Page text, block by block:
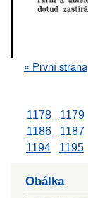
First
« První strana
1178 1179
1186
1187
1194
1195
Obálka